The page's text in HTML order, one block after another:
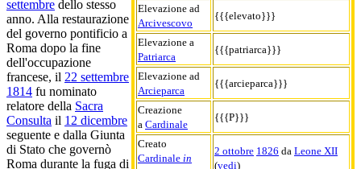
Elevazione ad
Arcivescovo
{{{elevato}}}
Elevazione a
Patriarca
{{{patriarca}}}
Elevazione ad
Arcieparca
{{{arcieparca}}}
Creazione
a Cardinale
{{{P}}}
Creato
Cardinale in
2 ottobre 1826 da Leone XII
(vedi)
settembre dello stesso
anno. Alla restaurazione
del governo pontificio a
Roma dopo la fine
dell'occupazione
francese, il 22 settembre
1814 fu nominato
relatore della Sacra
Consulta il 12 dicembre
seguente e dalla Giunta
di Stato che governò
Roma durante la fuga di